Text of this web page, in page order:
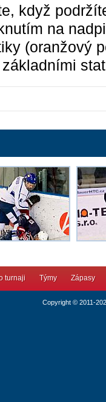
když
na
(oranžový
turnaji Týmy Zápasy
Copyright © 2011-